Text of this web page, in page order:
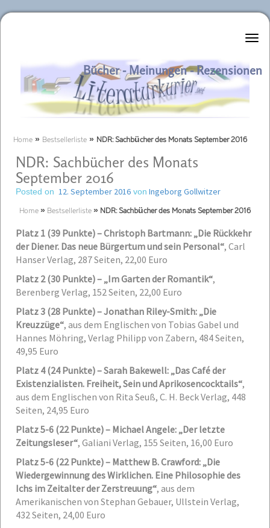
Literaturkurier.net
Bücher - Meinungen - Rezensionen
Home » Bestsellerliste » NDR: Sachbücher des Monats September 2016
NDR: Sachbücher des Monats
September 2016
Posted on 12. September 2016 von Ingeborg Gollwitzer
Home » Bestsellerliste » NDR: Sachbücher des Monats September 2016
Platz 1 (39 Punkte) – Christoph Bartmann: „Die Rückkehr
der Diener. Das neue Bürgertum und sein Personal“, Carl
Hanser Verlag, 287 Seiten, 22,00 Euro
Platz 2 (30 Punkte) – „Im Garten der Romantik“,
Berenberg Verlag, 152 Seiten, 22,00 Euro
Platz 3 (28 Punkte) – Jonathan Riley-Smith: „Die
Kreuzzüge“, aus dem Englischen von Tobias Gabel und
Hannes Möhring, Verlag Philipp von Zabern, 484 Seiten,
49,95 Euro
Platz 4 (24 Punkte) – Sarah Bakewell: „Das Café der
Existenzialisten. Freiheit, Sein und Aprikosencocktails“,
aus dem Englischen von Rita Seuß, C. H. Beck Verlag, 448
Seiten, 24,95 Euro
Platz 5-6 (22 Punkte) – Michael Angele: „Der letzte
Zeitungsleser“, Galiani Verlag, 155 Seiten, 16,00 Euro
Platz 5-6 (22 Punkte) – Matthew B. Crawford: „Die
Wiedergewinnung des Wirklichen. Eine Philosophie des
Ichs im Zeitalter der Zerstreuung“, aus dem
Amerikanischen von Stephan Gebauer, Ullstein Verlag,
432 Seiten, 24,00 Euro